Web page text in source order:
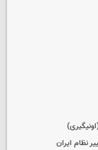
نظام ایران